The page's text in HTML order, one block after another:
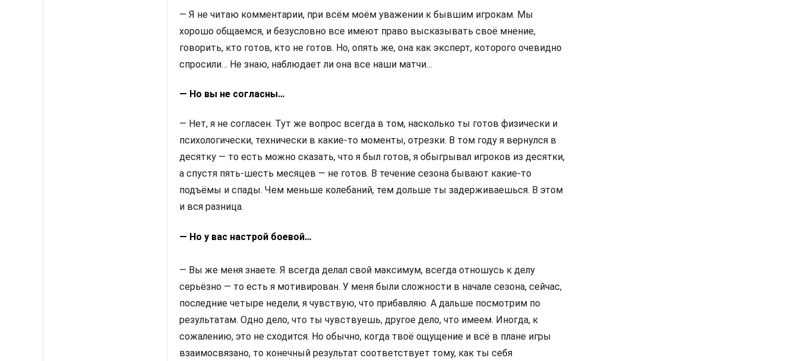
— Я не читаю комментарии, при всём моём уважении к бывшим игрокам. Мы
хорошо общаемся, и безусловно все имеют право высказывать своё мнение,
говорить, кто готов, кто не готов. Но, опять же, она как эксперт, которого очевидно
спросили… Не знаю, наблюдает ли она все наши матчи…
— Но вы не согласны…
— Нет, я не согласен. Тут же вопрос всегда в том, насколько ты готов физически и
психологически, технически в какие-то моменты, отрезки. В том году я вернулся в
десятку — то есть можно сказать, что я был готов, я обыгрывал игроков из десятки,
а спустя пять-шесть месяцев — не готов. В течение сезона бывают какие-то
подъёмы и спады. Чем меньше колебаний, тем дольше ты задерживаешься. В этом
и вся разница.
— Но у вас настрой боевой…
— Вы же меня знаете. Я всегда делал свой максимум, всегда отношусь к делу
серьёзно — то есть я мотивирован. У меня были сложности в начале сезона, сейчас,
последние четыре недели, я чувствую, что прибавляю. А дальше посмотрим по
результатам. Одно дело, что ты чувствуешь, другое дело, что имеем. Иногда, к
сожалению, это не сходится. Но обычно, когда твоё ощущение и всё в плане игры
взаимосвязано, то конечный результат соответствует тому, как ты себя